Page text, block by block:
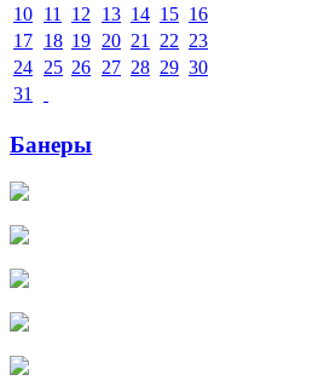
10 11 12 13 14 15 16
17 18 19 20 21 22 23
24 25 26 27 28 29 30
31
Банеры